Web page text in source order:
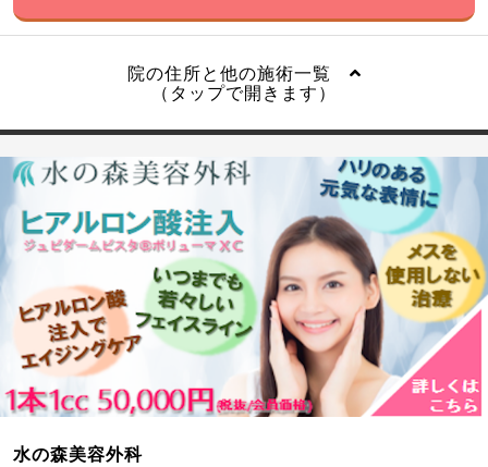
院の住所と他の施術一覧
（タップで開きます）
水の森美容外科